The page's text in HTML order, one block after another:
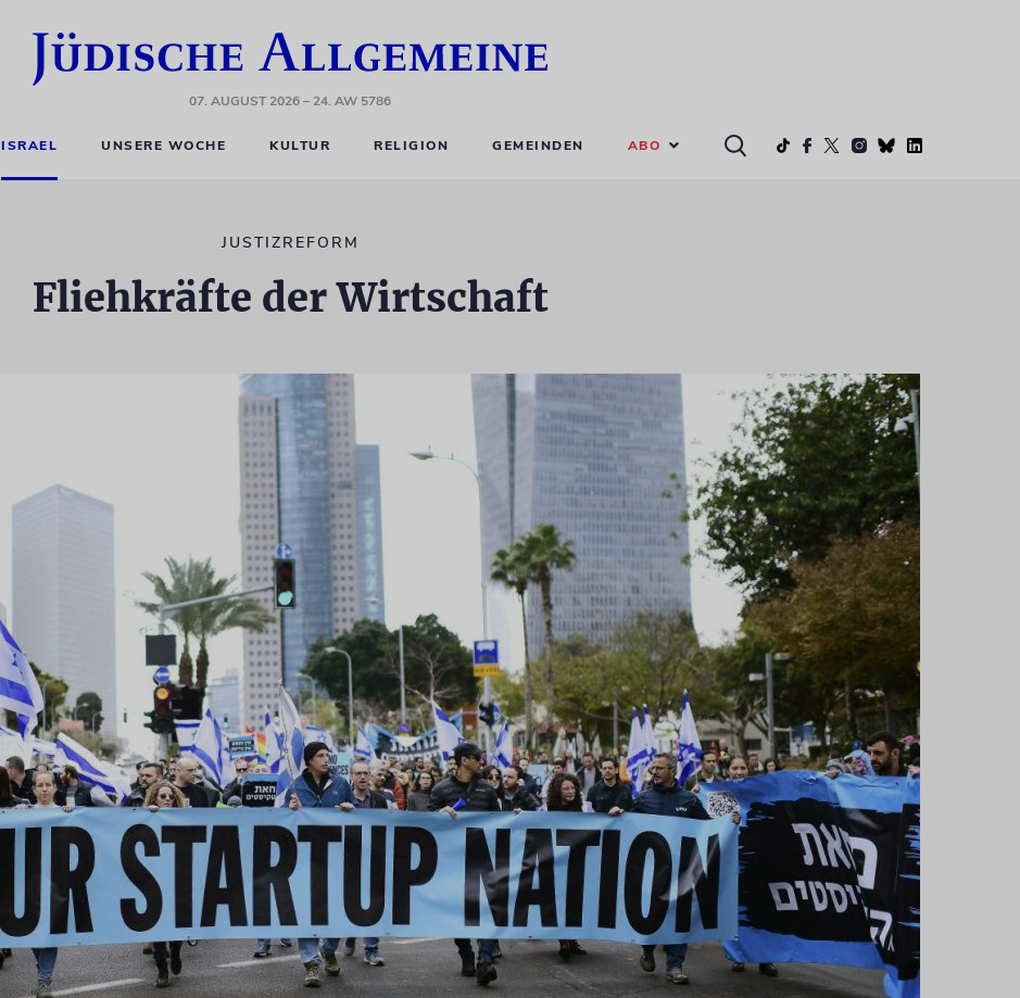
07. AUGUST 2026– 24. AW 5786
ISRAEL UNSERE WOCHE KULTUR RELIGION GEMEINDEN ABO
JUSTIZREFORM
Fliehkräfte der Wirtschaft